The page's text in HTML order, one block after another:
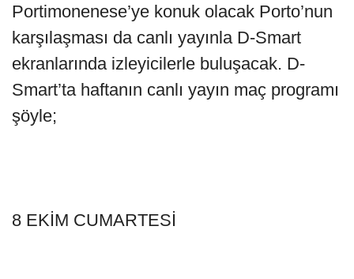
Portimonenese’ye konuk olacak Porto’nun
karşılaşması da canlı yayınla D-Smart
ekranlarında izleyicilerle buluşacak. D-
Smart’ta haftanın canlı yayın maç programı
şöyle;
8 EKİM CUMARTESİ